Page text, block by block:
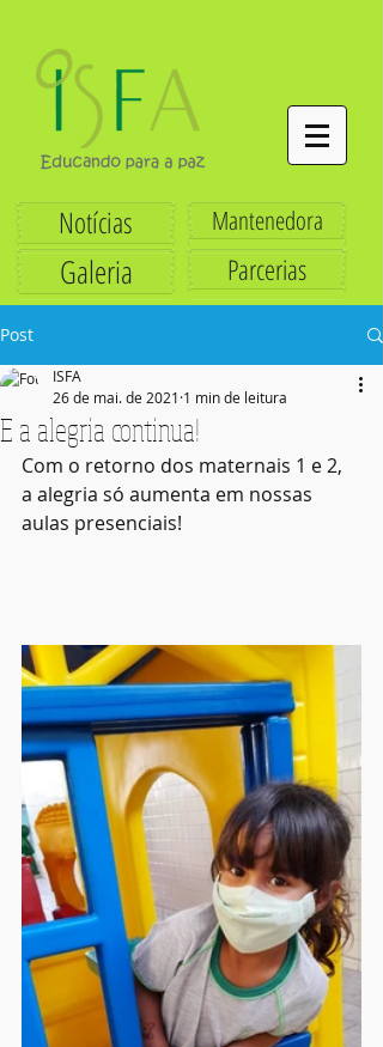
Notícias
Galeria
Mantenedora
Parcerias
Post
E a alegria continua!
ISFA
26 de mai. de 2021 1 min de leitura
Com o retorno dos maternais 1 e 2,
a alegria só aumenta em nossas
aulas presenciais!